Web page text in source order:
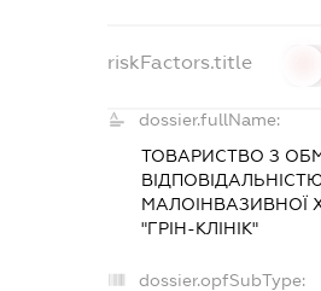
riskFactors.title
dossier.fullName:
ТОВАРИСТВО З
ВІДПОВІДАЛЬНІСТЮ
МАЛОІНВАЗИВНОЇ
"ГРІН-КЛІНІК"
dossier.opfSubType: